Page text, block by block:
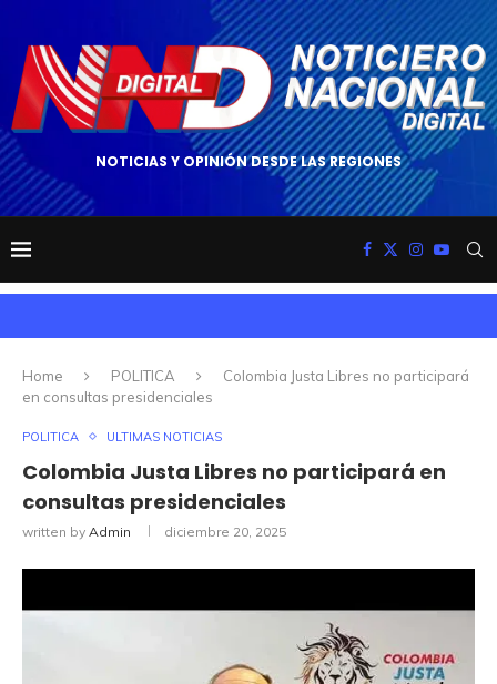
NOTICIAS Y OPINIÓN DESDE LAS REGIONES
Home POLITICA
Colombia Justa Libres no participará
en consultas presidenciales
POLITICA ULTIMAS NOTICIAS
Colombia Justa Libres no participará en
consultas presidenciales
written by Admin diciembre 20, 2025